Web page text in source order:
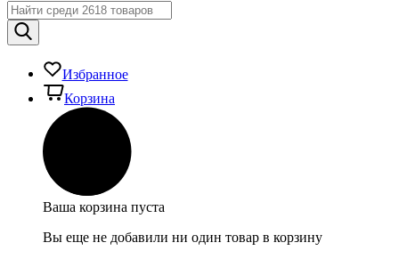
Избранное
Корзина
Ваша корзина пуста
Вы еще не добавили ни один товар в корзину